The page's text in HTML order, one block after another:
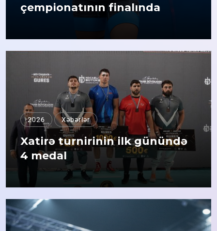
çempionatının finalında
2026 Xəbərlər
Xatirə turnirinin ilk günündə
4 medal